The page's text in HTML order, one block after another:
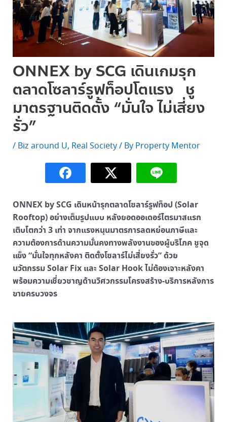
ONNEX by SCG เดินเกมรุก
ตลาดโซลาร์รูฟท็อปโตแรง ชู
มาตรฐานติดตั้ง “มั่นใจ ไม่เสี่ยง
รั่ว”
/ Biz around U, Real Society/ By Property Mentor
ONNEX by SCG เดินหน้ารุกตลาดโซลาร์รูฟท็อป (Solar
Rooftop) อย่างเต็มรูปแบบ หลังยอดออเดอร์ไตรมาสแรก
เติบโตกว่า 3 เท่า จากแรงหนุนมาตรการลดหย่อนภาษีและ
ความต้องการด้านความมั่นคงทางพลังงานของผู้บริโภค ชูจุด
แข็ง “มั่นใจทุกหลังคา ติดตั้งโซลาร์ไม่เสี่ยงรั่ว” ด้วย
นวัตกรรม Solar Fix และ Solar Hook ไม่ต้องเจาะหลังคา
พร้อมความเชี่ยวชาญด้านวิศวกรรมโครงสร้าง-บริการหลังการ
ขายครบวงจร